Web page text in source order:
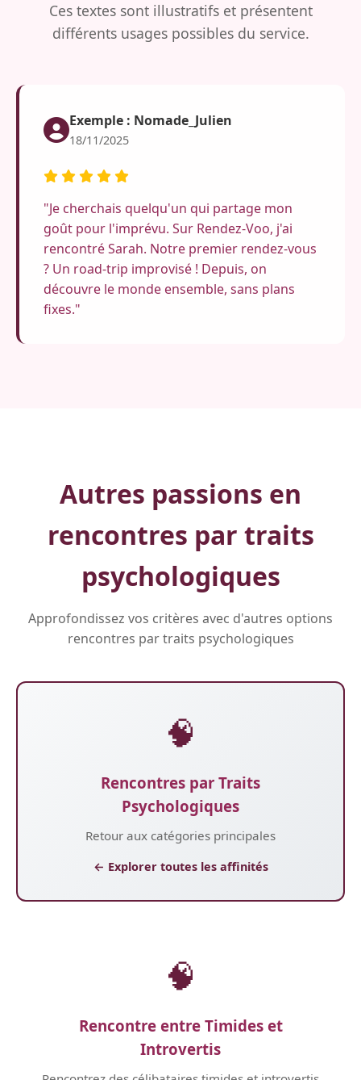
Ces textes sont illustratifs et présentent
différents usages possibles du service.
Exemple : Nomade_Julien
18/11/2025
"Je cherchais quelqu'un qui partage mon
goût pour l'imprévu. Sur Rendez-Voo, j'ai
rencontré Sarah. Notre premier rendez-vous
? Un road-trip improvisé ! Depuis, on
découvre le monde ensemble, sans plans
fixes."
Autres passions en
rencontres par traits
psychologiques
Approfondissez vos critères avec d'autres options
rencontres par traits psychologiques
🧠
Rencontres par Traits
Psychologiques
Retour aux catégories principales
← Explorer toutes les affinités
🧠
Rencontre entre Timides et
Introvertis